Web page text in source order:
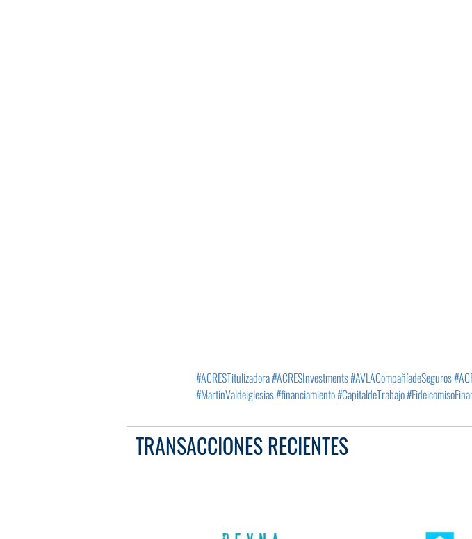
#ACRESTitulizadora#ACRESInvestments#AVLACompañíadeSeguros
#MartinValdeiglesias#financiamiento#CapitaldeTrabajo
TRANSACCIONES RECIENTES